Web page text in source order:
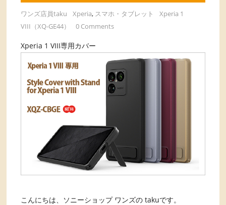
ワンズ店員taku Xperia, スマホ・タブレット
Xperia 1
VIII（XQ-GE44）
0 Comments
Xperia 1 VIII専用カバー
こんにちは、ソニーショップ ワンズの takuです。